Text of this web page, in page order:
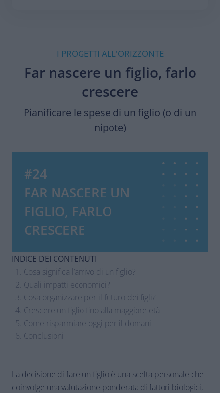
I PROGETTI ALL'ORIZZONTE
Far nascere un figlio, farlo
crescere
Pianificare le spese di un figlio (o di un
nipote)
#24
FAR NASCERE UN
FIGLIO, FARLO
CRESCERE
INDICE DEI CONTENUTI
Cosa significa l’arrivo di un figlio?
Quali impatti economici?
Cosa organizzare per il futuro dei figli?
Crescere un figlio fino alla maggiore età
Come risparmiare oggi per il domani
Conclusioni
La decisione di fare un figlio è una scelta personale che
coinvolge una valutazione ponderata di fattori biologici,